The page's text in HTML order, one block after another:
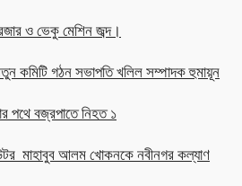
ও ভেকু মেশিন জব্দ।
কমিটি গঠন সভাপতি খলিল সম্পাদক হুমায়ূন
পথে বজ্রপাতে নিহত ১
মাহাবুব আলম খোকনকে নবীনগর কল্যাণ